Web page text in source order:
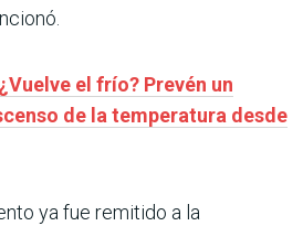
el frío? Prevén un
de la temperatura desde
ya fue remitido a la